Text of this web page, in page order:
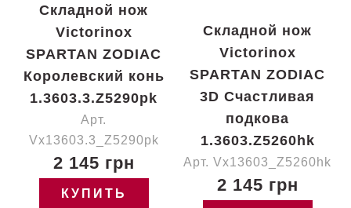
Складной нож
Victorinox
SPARTAN ZODIAC
Королевский конь
1.3603.3.Z5290pk
Арт.
Vx13603.3_Z5290pk
2 145 грн
КУПИТЬ
Складной нож
Victorinox
SPARTAN ZODIAC
3D Счастливая
подкова
1.3603.Z5260hk
Арт. Vx13603_Z5260hk
2 145 грн